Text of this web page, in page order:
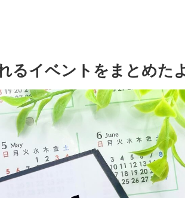
るイベントをまとめた